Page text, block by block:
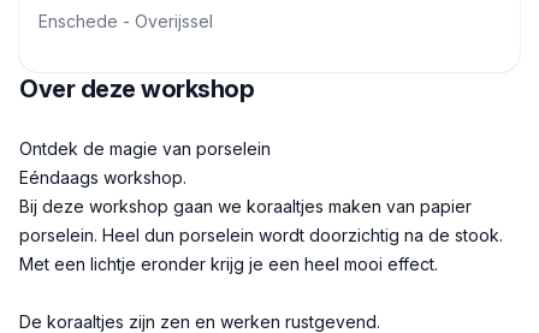
Enschede - Overijssel
Over deze workshop
Beschrijving
Ontdek de magie van porselein
Eéndaags workshop.
Bij deze workshop gaan we koraaltjes maken van papier
porselein. Heel dun porselein wordt doorzichtig na de stook.
Met een lichtje eronder krijg je een heel mooi effect.
De koraaltjes zijn zen en werken rustgevend.